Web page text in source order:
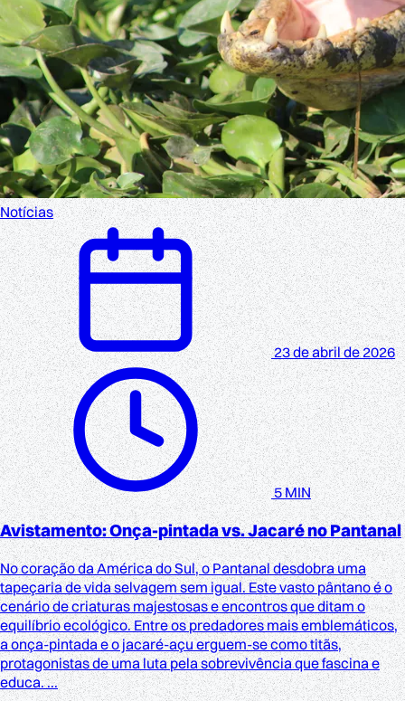
Notícias
23 de abril de 2026
5 MIN
Avistamento: Onça-pintada vs. Jacaré no Pantanal
No coração da América do Sul, o Pantanal desdobra uma
tapeçaria de vida selvagem sem igual. Este vasto pântano é o
cenário de criaturas majestosas e encontros que ditam o
equilíbrio ecológico. Entre os predadores mais emblemáticos,
a onça-pintada e o jacaré-açu erguem-se como titãs,
protagonistas de uma luta pela sobrevivência que fascina e
educa. ...